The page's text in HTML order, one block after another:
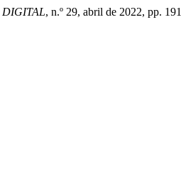
DIGITAL, n.º 29, abril de 2022, pp.